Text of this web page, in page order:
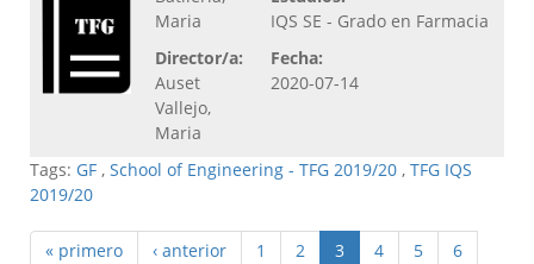
Maria
Director/a:
Auset
Vallejo,
Maria
IQS SE - Grado en Farmacia
Fecha:
2020-07-14
Tags: GF , School of Engineering - TFG 2019/20 , TFG IQS
2019/20
« primero ‹ anterior 1 2 3 4 5
6